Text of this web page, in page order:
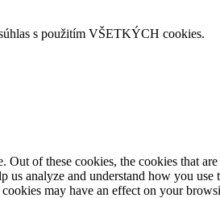
s použitím VŠETKÝCH cookies.
of these cookies, the cookies that
analyze and understand how you
may have an effect on your